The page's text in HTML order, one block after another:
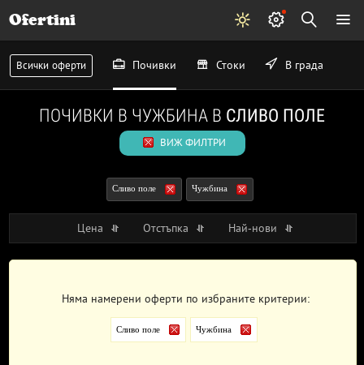
Ofertini
Всички оферти Почивки Стоки В града
ПОЧИВКИ В ЧУЖБИНА В СЛИВО ПОЛЕ
ВИЖ ФИЛТРИ
Сливо поле Чужбина
Цена Отстъпка Най-нови
Няма намерени оферти по избраните критерии:
Сливо поле Чужбина